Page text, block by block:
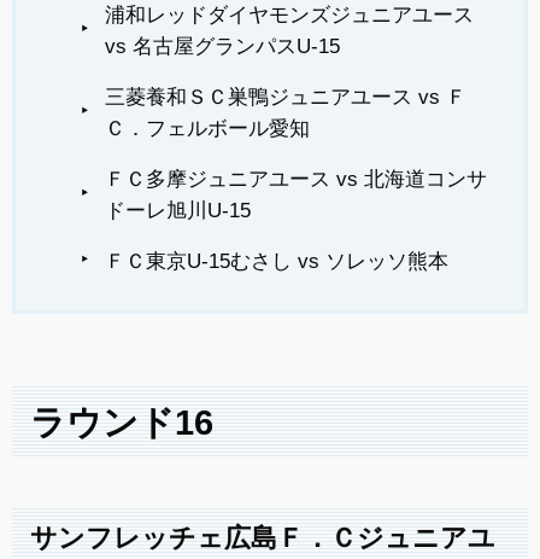
浦和レッドダイヤモンズジュニアユース
vs 名古屋グランパスU-15
三菱養和ＳＣ巣鴨ジュニアユース vs Ｆ
Ｃ．フェルボール愛知
ＦＣ多摩ジュニアユース vs 北海道コンサ
ドーレ旭川U-15
ＦＣ東京U-15むさし vs ソレッソ熊本
ラウンド16
サンフレッチェ広島Ｆ．Ｃジュニアユ